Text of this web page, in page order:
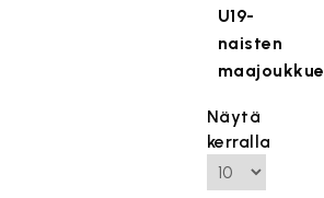
U19-
naisten
maajoukkue
Näytä
kerralla